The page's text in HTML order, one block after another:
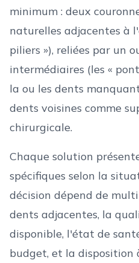
minimum : deux
naturelles adjacentes à
piliers »), reliées par un
intermédiaires (les «
la ou les dents
dents voisines comme
chirurgicale.
Chaque solution
spécifiques selon la
décision dépend de
dents adjacentes, la
disponible, l'état de
budget, et la